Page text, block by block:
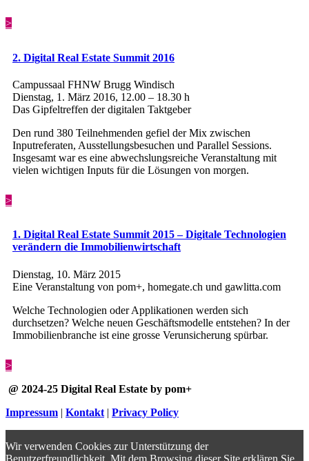
>
2. Digital Real Estate Summit 2016
Campussaal FHNW Brugg Windisch
Dienstag, 1. März 2016, 12.00 – 18.30 h
Das Gipfeltreffen der digitalen Taktgeber
Den rund 380 Teilnehmenden gefiel der Mix zwischen
Inputreferaten, Ausstellungsbesuchen und Parallel Sessions.
Insgesamt war es eine abwechslungsreiche Veranstaltung mit
vielen wichtigen Inputs für die Lösungen von morgen.
>
1. Digital Real Estate Summit 2015 – Digitale Technologien
verändern die Immobilienwirtschaft
Dienstag, 10. März 2015
Eine Veranstaltung von pom+, homegate.ch und gawlitta.com
Welche Technologien oder Applikationen werden sich
durchsetzen? Welche neuen Geschäftsmodelle entstehen? In der
Immobilienbranche ist eine grosse Verunsicherung spürbar.
>
@ 2024-25 Digital Real Estate by pom+
Impressum | Kontakt | Privacy Policy
Wir verwenden Cookies zur Unterstützung der
Benutzerfreundlichkeit. Mit dem Browsing dieser Site erklären Sie